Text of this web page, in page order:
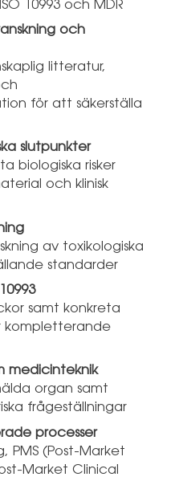
10993 och MDR
och
litteratur,
för att säkerställa
slutpunkter
biologiska risker
och klinisk
av toxikologiska
standarder
samt konkreta
kompletterande
medicinteknik
organ samt
frågeställningar
processer
PMS (Post-Market
Market Clinical